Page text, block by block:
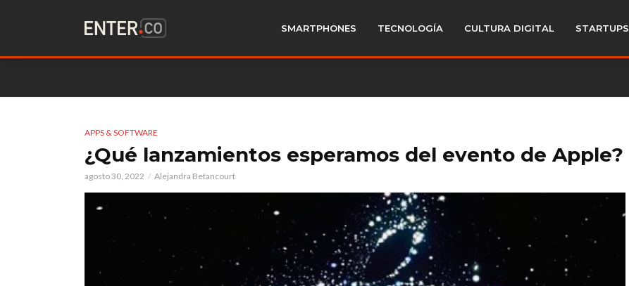
SMARTPHONES TECNOLOGÍA CULTURA DIGITAL STARTUPS
APPS & SOFTWARE
¿Qué lanzamientos esperamos del evento de Apple?
agosto 30, 2022 Alejandra Betancourt